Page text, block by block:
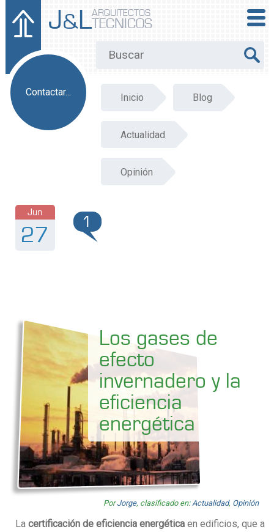
J&LARQUITECTOS
TECNICOS
Contactar... Inicio Blog
Actualidad
Opinión
Jun
27
1
Los gases de
efecto
invernadero y la
eficiencia
energética
PorJorge, clasificado en:Actualidad, Opinión
La certificación de eficiencia energéticaen edificios, que a